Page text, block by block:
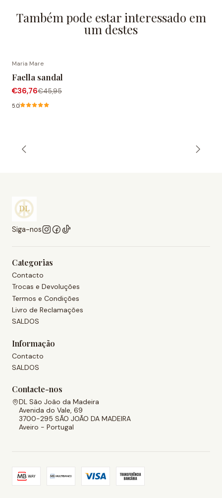
Também pode estar interessado em
um destes
Maria Mare
Faella sandal
€36,76€45,95
5.0
Siga-nos
Categorias
Contacto
Trocas e Devoluções
Termos e Condições
Livro de Reclamações
SALDOS
Informação
Contacto
SALDOS
Contacte-nos
DL São João da Madeira
Avenida do Vale, 69
3700-295 SÃO JOÃO DA MADEIRA
Aveiro - Portugal